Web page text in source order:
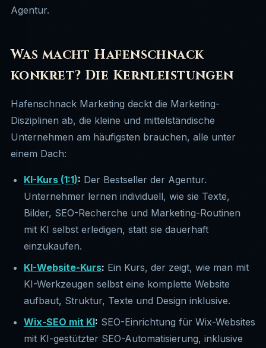
Agentur.
Was macht Hafenschnack
konkret? Die Kernleistungen
Hafenschnack Marketing deckt die Marketing-
Disziplinen ab, die kleine und mittelständische
Unternehmen am häufigsten brauchen, alle unter
einem Dach:
KI-Kurs (1:1): Der Bestseller der Agentur.
Unternehmer lernen individuell, wie sie Texte,
Bilder, SEO-Recherche und Marketing-Routinen
mit KI selbst erledigen, statt sie dauerhaft
einzukaufen.
KI-Website-Kurs: Ein Kurs, der zeigt, wie man mit
KI-Werkzeugen selbst eine komplette Website
aufbaut, Struktur, Texte und Design inklusive.
Wix-SEO mit KI: SEO-Einrichtung für Wix-Websites
mit KI-gestützter SEO-Automatisierung, inklusive